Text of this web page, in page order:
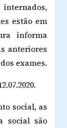
internados,
estão em
informa
anteriores
exames.
social, as
social são